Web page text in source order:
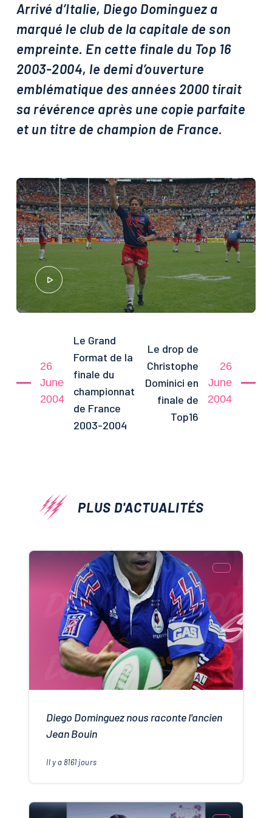
C'EST L'HEURE
DES SOLDES
D'ÉTÉ !
Arrivé d’Italie, Diego Dominguez a
marqué le club de la capitale de son
empreinte. En cette finale du Top 16
2003-2004, le demi d’ouverture
emblématique des années 2000 tirait
sa révérence après une copie parfaite
et un titre de champion de France.
26
June
2004
Le Grand
Format de la
finale du
championnat
de France
2003-2004
Le drop de
Christophe
Dominici en
finale de
Top16
26
June
2004
PLUS D'ACTUALITÉS
Diego Dominguez nous raconte l'ancien
Jean Bouin
Il y a8161 jours